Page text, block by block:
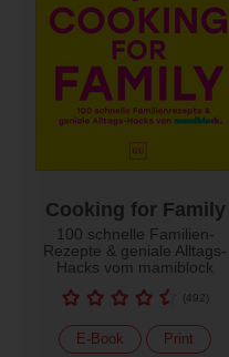
Cooking for Family
100 schnelle Familien-
Rezepte & geniale Alltags-
Hacks vom mamiblock
(492)
E-Book Print